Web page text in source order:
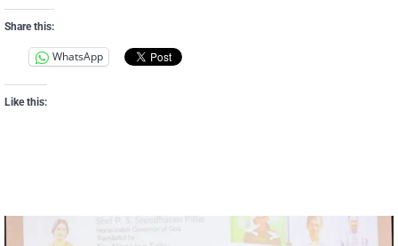
Share this:
WhatsApp
Like this: